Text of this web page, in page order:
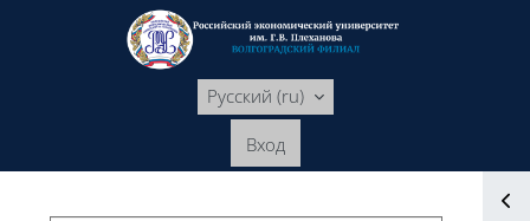
Перейти к основному содержанию
Русский ‎(ru)‎
Вход